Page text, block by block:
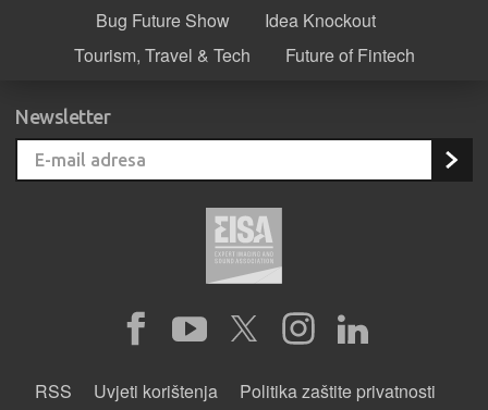
Bug Future Show
Idea Knockout
Tourism, Travel & Tech
Future of Fintech
Newsletter
RSS Uvjeti korištenja
Politika zaštite privatnosti